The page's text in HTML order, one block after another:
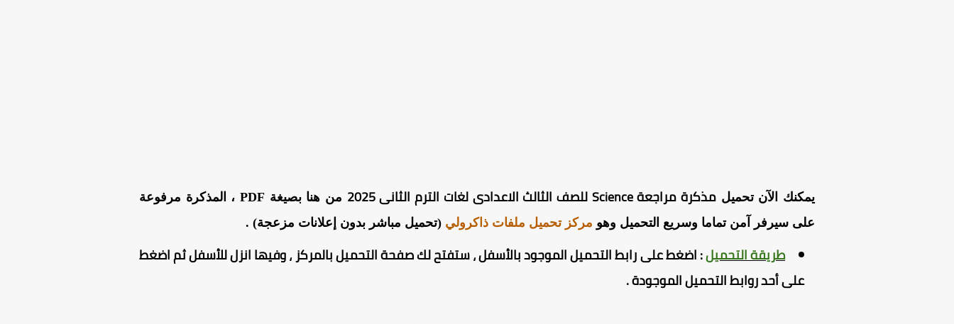
يمكنك الآن تحميلمذكرة مراجعة Science للصف الثالث الاعدادى لغات الترم الثانى 2025
من هنا بصيغة PDF ، المذكرة مرفوعة
على سيرفر آمن تماما وسريع التحميل وهو مركز تحميل ملفات ذاكرولي (تحميل مباشر بدون إعلانات مزعجة) .
طريقة التحميل:اضغطعلى رابط التحميل الموجود بالأسفل ، ستفتح لك صفحة التحميل بالمركز ، وفيها انزل للأسفل ثم اضغط
على أحد روابط التحميل الموجودة.